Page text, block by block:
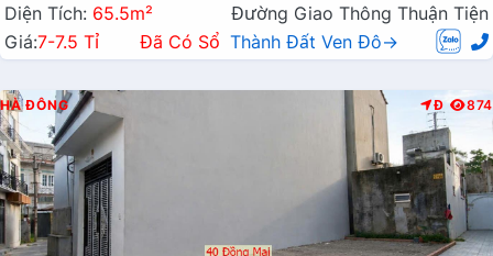
Diện Tích: 65.5m²
Đường Giao Thông Thuận Tiện
Giá:7-7.5 Tỉ Đã Có Sổ Thành Đất Ven Đô→
HÀ ĐÔNG Đ 874